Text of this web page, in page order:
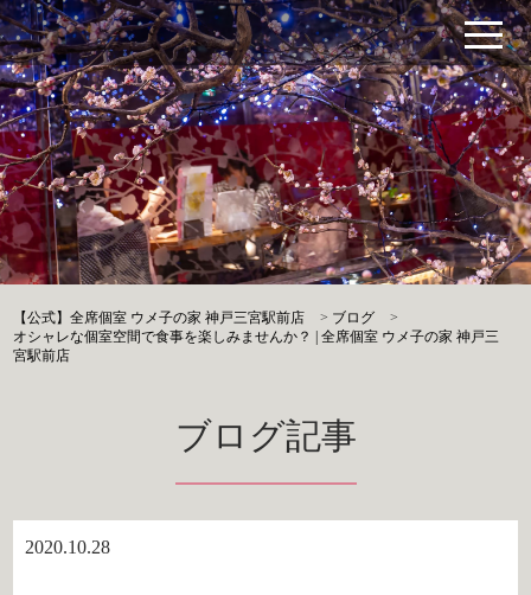
【公式】全席個室 ウメ子の家 神戸三宮駅前店 > ブログ
>
オシャレな個室空間で食事を楽しみませんか？ | 全席個室 ウメ子の家 神戸三
宮駅前店
ブログ記事
2020.10.28